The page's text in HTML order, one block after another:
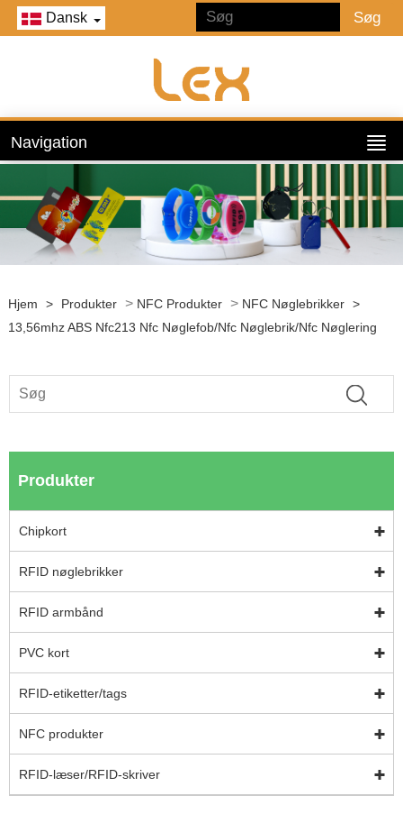
Dansk
Navigation
Hjem > Produkter > NFC Produkter > NFC Nøglebrikker >
13,56mhz ABS Nfc213 Nfc Nøglefob/Nfc Nøglebrik/Nfc Nøglering
Produkter
Chipkort
RFID nøglebrikker
RFID armbånd
PVC kort
RFID-etiketter/tags
NFC produkter
RFID-læser/RFID-skriver